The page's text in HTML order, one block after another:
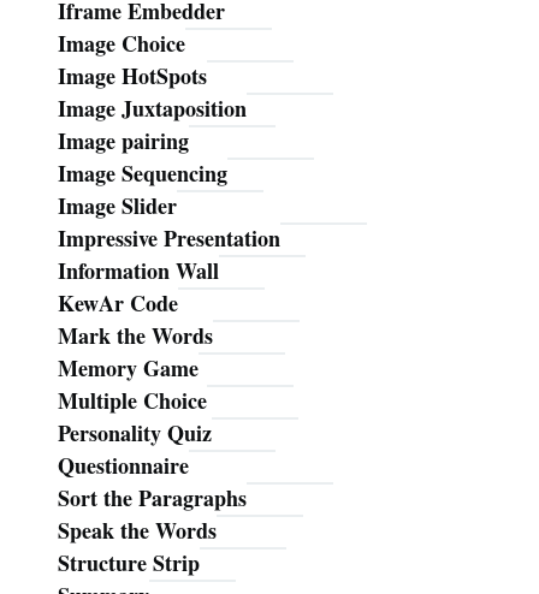
Iframe Embedder
Image Choice
Image HotSpots
Image Juxtaposition
Image pairing
Image Sequencing
Image Slider
Impressive Presentation
Information Wall
KewAr Code
Mark the Words
Memory Game
Multiple Choice
Personality Quiz
Questionnaire
Sort the Paragraphs
Speak the Words
Structure Strip